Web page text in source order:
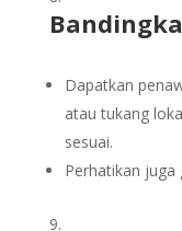
Dapatkan
atau tukang
sesuai.
Perhatikan juga